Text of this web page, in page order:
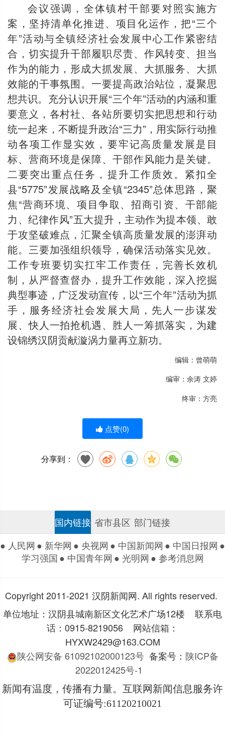
会议强调，全体镇村干部要对照实施方
案，坚持清单化推进、项目化运作，把“三个
年”活动与全镇经济社会发展中心工作紧密结
合，切实提升干部履职尽责、作风转变、担当
作为的能力，形成大抓发展、大抓服务、大抓
效能的干事氛围。一要提高政治站位，凝聚思
想共识。充分认识开展“三个年”活动的内涵和重
要意义，各村社、各站所要切实把思想和行动
统一起来，不断提升政治“三力”，用实际行动推
动各项工作显实效，要牢记高质量发展是目
标、营商环境是保障、干部作风能力是关键。
二要突出重点任务，提升工作质效。紧扣全
县“5775”发展战略及全镇“2345”总体思路，聚
焦“营商环境、项目争取、招商引资、干部能
力、纪律作风”五大提升，主动作为提本领、敢
于攻坚破难点，汇聚全镇高质量发展的澎湃动
能。三要加强组织领导，确保活动落实见效。
工作专班要切实扛牢工作责任，完善长效机
制，从严督查督办，提升工作效能，深入挖掘
典型事迹，广泛发动宣传，以“三个年”活动为抓
手，服务经济社会发展大局，先人一步谋发
展、快人一拍抢机遇、胜人一筹抓落实，为建
设锦绣汉阴贡献漩涡力量再立新功。
编辑：曾萌萌
编审：余涛 文婷
终审：方亮
点赞(0)
分享到：
国内链接 省市县区 部门链接
● 人民网 ● 新华网 ● 央视网 ● 中国新闻网 ● 中国日报网 ●
学习强国● 中国青年网 ● 光明网 ● 参考消息网
Copyright 2011-2021 汉阴新闻网. All rights reserved.
单位地址：汉阴县城南新区文化艺术广场12楼 联系电
话：0915-8219056 网站信箱：
HYXW2429@163.COM
陕公网安备 61092102000123号备案号： 陕ICP备
2022012425号-1
新闻有温度，传播有力量。互联网新闻信息服务许
可证编号:61120210021